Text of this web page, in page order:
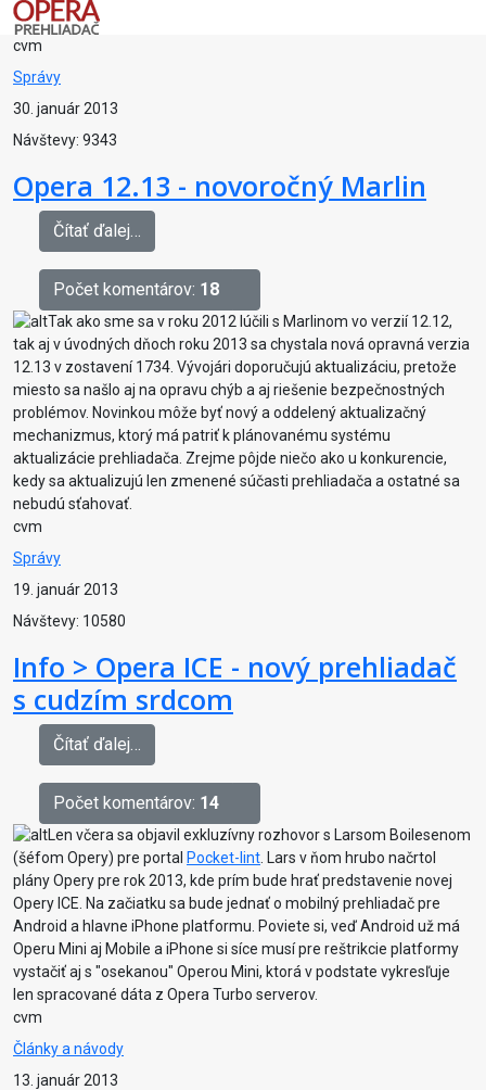
cvm
Správy
30. január 2013
Návštevy: 9343
Opera 12.13 - novoročný Marlin
Čítať ďalej…
Počet komentárov: 18
Tak ako sme sa v roku 2012 lúčili s Marlinom vo verzií 12.12,
tak aj v úvodných dňoch roku 2013 sa chystala nová opravná verzia
12.13 v zostavení 1734. Vývojári doporučujú aktualizáciu, pretože
miesto sa našlo aj na opravu chýb a aj riešenie bezpečnostných
problémov. Novinkou môže byť nový a oddelený aktualizačný
mechanizmus, ktorý má patriť k plánovanému systému
aktualizácie prehliadača. Zrejme pôjde niečo ako u konkurencie,
kedy sa aktualizujú len zmenené súčasti prehliadača a ostatné sa
nebudú sťahovať.
cvm
Správy
19. január 2013
Návštevy: 10580
Info > Opera ICE - nový prehliadač
s cudzím srdcom
Čítať ďalej…
Počet komentárov: 14
Len včera sa objavil exkluzívny rozhovor s Larsom Boilesenom
(šéfom Opery) pre portal Pocket-lint . Lars v ňom hrubo načrtol
plány Opery pre rok 2013, kde prím bude hrať predstavenie novej
Opery ICE. Na začiatku sa bude jednať o mobilný prehliadač pre
Android a hlavne iPhone platformu. Poviete si, veď Android už má
Operu Mini aj Mobile a iPhone si síce musí pre reštrikcie platformy
vystačiť aj s "osekanou" Operou Mini, ktorá v podstate vykresľuje
len spracované dáta z Opera Turbo serverov.
cvm
Články a návody
13. január 2013